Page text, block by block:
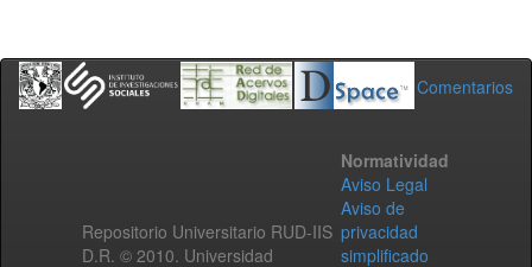
Comentarios
Repositorio Universitario RUD-IIS
D.R. © 2010. Universidad
Normatividad
Aviso Legal
Aviso de
privacidad
simplificado